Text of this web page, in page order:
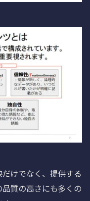
けでなく、提供する
質の高さにも多くの